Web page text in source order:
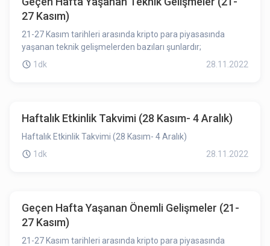
27 Kasım)
21-27 Kasım tarihleri arasında kripto para piyasasında
yaşanan teknik gelişmelerden bazıları şunlardır;
1dk
28.11.2022
Haftalık Etkinlik Takvimi (28 Kasım- 4 Aralık)
Haftalık Etkinlik Takvimi (28 Kasım- 4 Aralık)
1dk
28.11.2022
Geçen Hafta Yaşanan Önemli Gelişmeler (21-
27 Kasım)
21-27 Kasım tarihleri arasında kripto para piyasasında